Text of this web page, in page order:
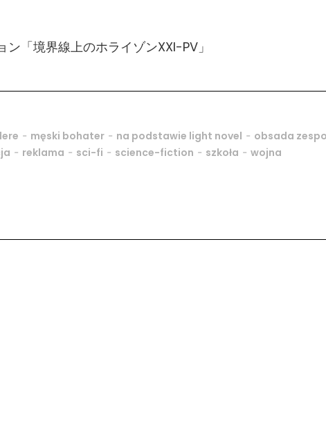
「境界線上のホライゾンXXI-PV」
- męski bohater - na podstawie light novel - obsada
- reklama - sci-fi - science-fiction - szkoła - wojna